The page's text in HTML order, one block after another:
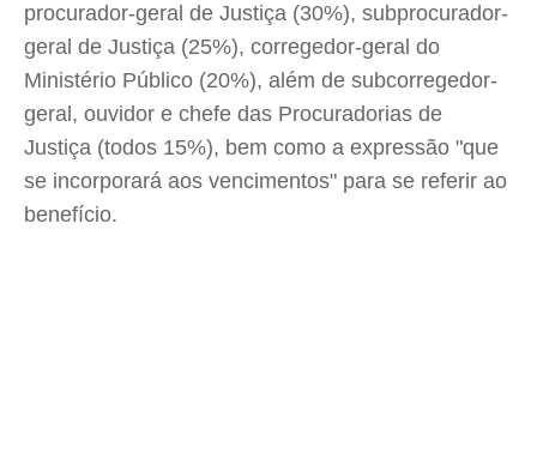
procurador-geral de Justiça (30%), subprocurador-
geral de Justiça (25%), corregedor-geral do
Ministério Público (20%), além de subcorregedor-
geral, ouvidor e chefe das Procuradorias de
Justiça (todos 15%), bem como a expressão "que
se incorporará aos vencimentos" para se referir ao
benefício.